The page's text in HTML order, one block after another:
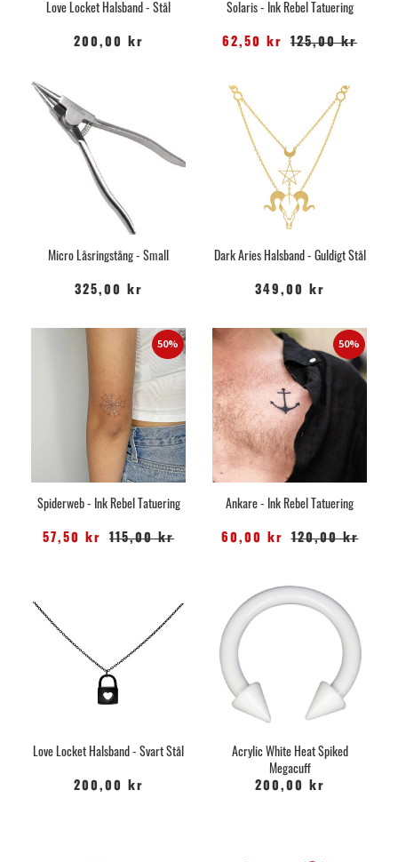
Love Locket Halsband - Stål
200,00 kr
Solaris - Ink Rebel Tatuering
62,50 kr 125,00 kr
Micro Låsringstång - Small
325,00 kr
Dark Aries Halsband - Guldigt Stål
349,00 kr
50%
Spiderweb - Ink Rebel Tatuering
57,50 kr 115,00 kr
50%
Ankare - Ink Rebel Tatuering
60,00 kr 120,00 kr
Love Locket Halsband - Svart Stål
200,00 kr
Acrylic White Heat Spiked
Megacuff
200,00 kr